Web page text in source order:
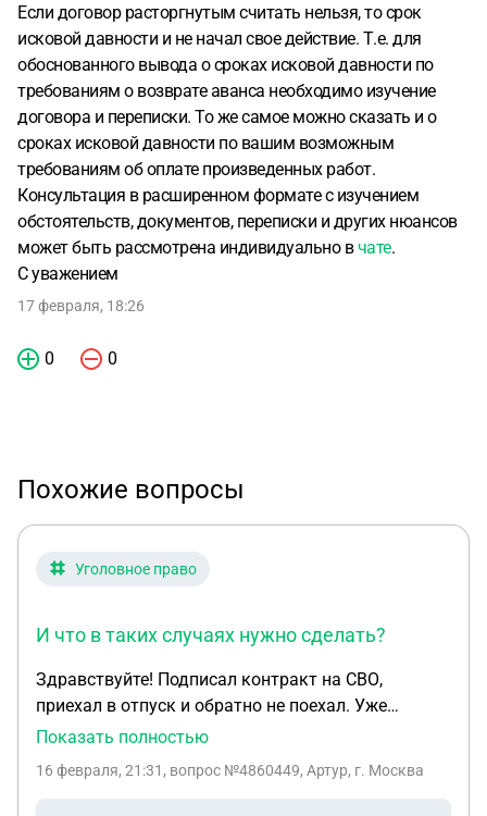
Если договор расторгнутым считать нельзя, то срок
исковой давности и не начал свое действие. Т.е. для
обоснованного вывода о сроках исковой давности по
требованиям о возврате аванса необходимо изучение
договора и переписки. То же самое можно сказать и о
сроках исковой давности по вашим возможным
требованиям об оплате произведенных работ.
Консультация в расширенном формате с изучением
обстоятельств, документов, переписки и других нюансов
может быть рассмотрена индивидуально вчате.
С уважением
17 февраля, 18:26
0 0
Похожие вопросы
Уголовное право
И что в таких случаях нужно сделать?
Здравствуйте! Подписал контракт на СВО,
приехал в отпуск и обратно не поехал. Уже
больше полугода, причина, почему я не вернулся,
нас был гражданский брак, когда приехал в
Показать полностью
16 февраля, 21:31 , вопрос №4860449, Артур, г. Москва